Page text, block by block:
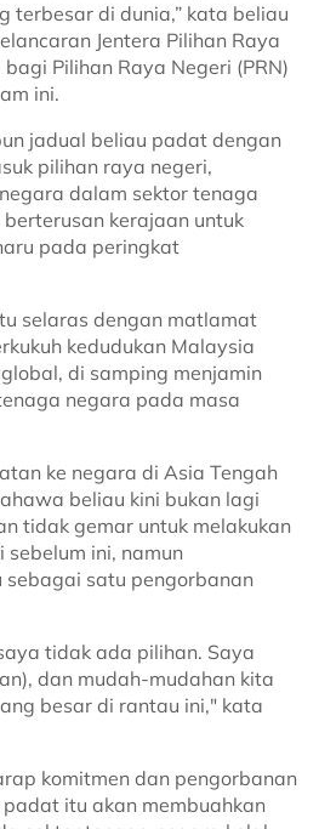
terbesar di dunia,” kata beliau
Jentera Pilihan Raya
Pilihan Raya Negeri (PRN)
ini.
jadual beliau padat dengan
pilihan raya negeri,
dalam sektor tenaga
kerajaan untuk
pada peringkat
selaras dengan matlamat
kedudukan Malaysia
di samping menjamin
negara pada masa
ke negara di Asia Tengah
beliau kini bukan lagi
tidak gemar untuk melakukan
ini, namun
satu pengorbanan
tidak ada pilihan. Saya
dan mudah-mudahan kita
besar di rantau ini," kata
komitmen dan pengorbanan
itu akan membuahkan